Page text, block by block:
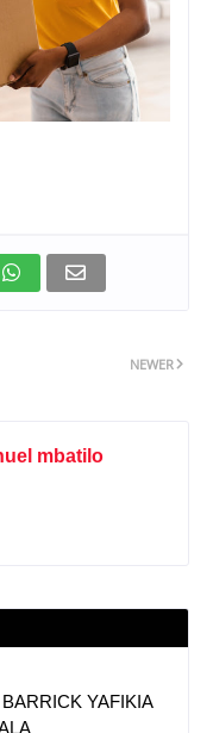
NEWER
mbatilo
YAFIKIA